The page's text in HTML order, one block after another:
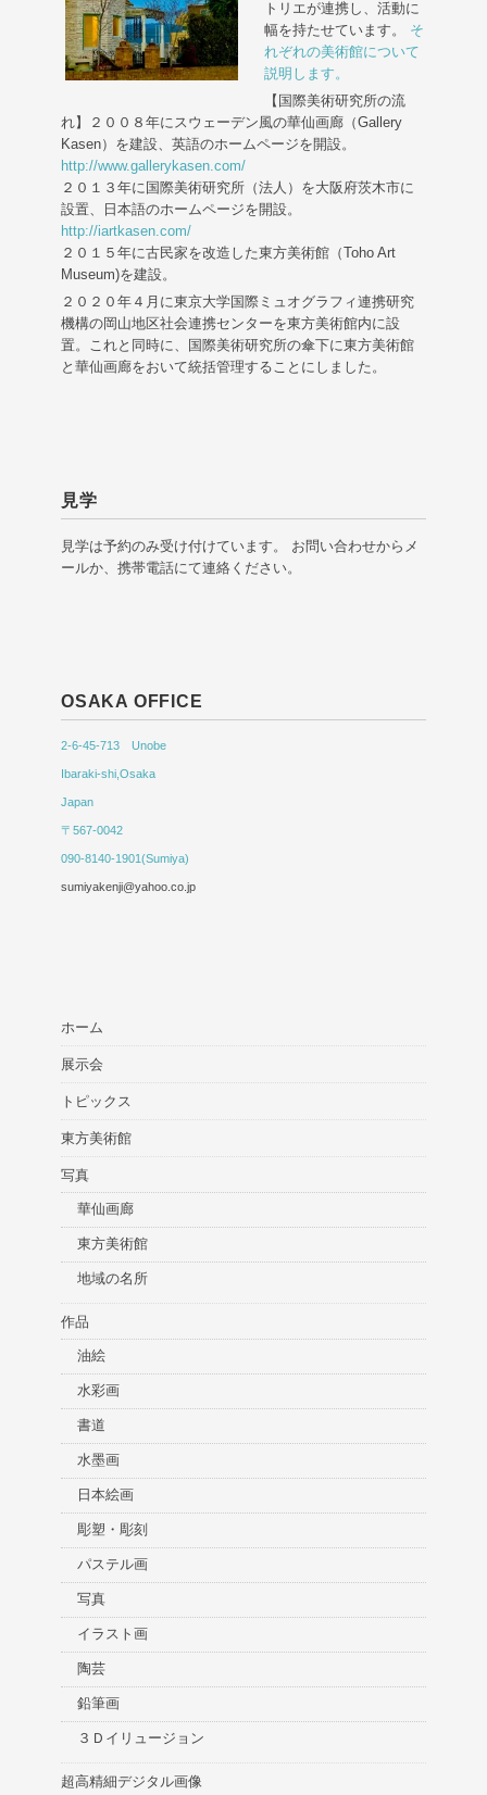
トリエが連携し、活動に
幅を持たせています。 そ
れぞれの美術館について
説明します。
【国際美術研究所の流
れ】２００８年にスウェーデン風の華仙画廊（Gallery
Kasen）を建設、英語のホームページを開設。
http://www.gallerykasen.com/
２０１３年に国際美術研究所（法人）を大阪府茨木市に
設置、日本語のホームページを開設。
http://iartkasen.com/
２０１５年に古民家を改造した東方美術館（Toho Art
Museum)を建設。
２０２０年４月に東京大学国際ミュオグラフィ連携研究
機構の岡山地区社会連携センターを東方美術館内に設
置。これと同時に、国際美術研究所の傘下に東方美術館
と華仙画廊をおいて統括管理することにしました。
見学
見学は予約のみ受け付けています。 お問い合わせからメ
ールか、携帯電話にて連絡ください。
OSAKA OFFICE
2-6-45-713 Unobe
Ibaraki-shi,Osaka
Japan
〒567-0042
090-8140-1901(Sumiya)
sumiyakenji@yahoo.co.jp
ホーム
展示会
トピックス
東方美術館
写真
華仙画廊
東方美術館
地域の名所
作品
油絵
水彩画
書道
水墨画
日本絵画
彫塑・彫刻
パステル画
写真
イラスト画
陶芸
鉛筆画
３Ｄイリュージョン
超高精細デジタル画像